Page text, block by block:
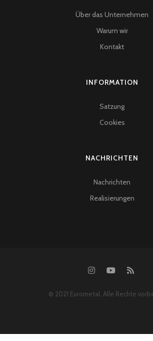
Über das Unternehmen
Warum wir
Kontakt
INFORMATION
Satzung
Cookies
NACHRICHTEN
Nachrichten
Realisierungen
© 2021 Eurometal. Alle Rechte